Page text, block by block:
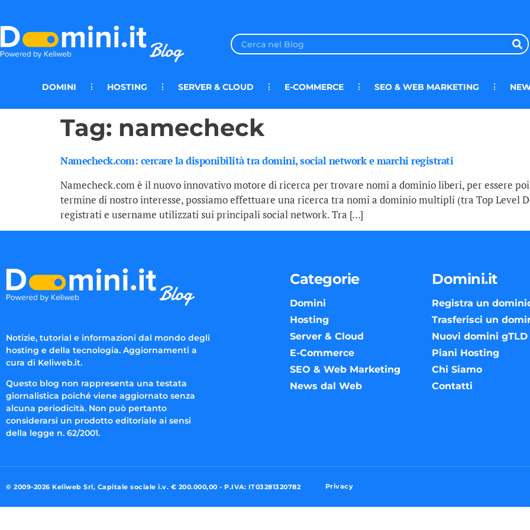
DOMINI HOSTING SERVER & CLOUD E-COMMERCE SEO & WEB MARKETING
Tag: namecheck
Namecheck.com: cercare la disponibilità tra domini, social network e marchi registrati
Namecheck.com è il nuovo innovativo motore di ricerca per trovare nomi a dominio liberi, per essere
termine di nostro interesse, possiamo effettuare una ricerca tra nomi a dominio multipli (tra Top Level
registrati e username utilizzati sui principali social network. Tra […]
Notizie, tutorial e informazioni dal mondo degli
hosting e della tecnologia. Aggiornamenti a
cura di Keliweb.it.
Questo blog non rappresenta una testata
giornalistica poiché viene aggiornato senza
alcuna periodicità. Non può pertanto
considerarsi un prodotto editoriale ai sensi
della legge n. 62/2001.
Categorie
Domini
Hosting
Server & Cloud
E-Commerce
SEO & Web Marketing
News dal Web
Domini.it
Registra un
Trasferisci un
Nuovi domini gTLD
Piani Hosting
Chi Siamo
Contatti
© 2009-2026 Keliweb Srl, Capitale sociale i.v. € 200.000,00 - P.IVA: IT03281320782 Privacy